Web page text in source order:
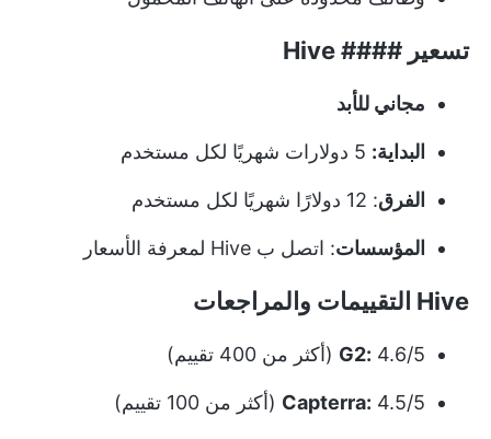
تسعير #### Hive
مجاني للأبد
البداية:
الفرق: 12 دولارًا شهريًا لكل مستخدم
المؤسسات: اتصل ب Hive لمعرفة الأسعار
Hive التقييمات والمراجعات
G2: 4.6/5 (أكثر من 400 تقييم)
Capterra: 4.5/5 (أكثر من 100 تقييم)